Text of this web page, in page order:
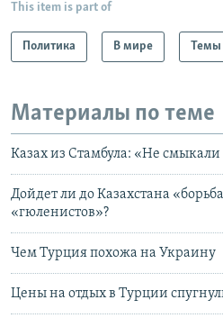
This item is part of
Политика В мире Темы
Материалы по теме
Казах из Стамбула: «Не смыкали
Дойдет ли до Казахстана
«гюленистов»?
Чем Турция похожа на Украину
Цены на отдых в Турции